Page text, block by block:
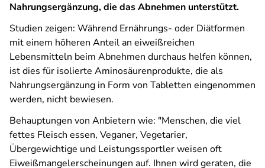
Nahrungsergänzung, die das Abnehmen unterstützt.
Studien zeigen: Während Ernährungs- oder Diätformen
mit einem höheren Anteil an eiweißreichen
Lebensmitteln beim Abnehmen durchaus helfen können,
ist dies für isolierte Aminosäurenprodukte, die als
Nahrungsergänzung in Form von Tabletten eingenommen
werden, nicht bewiesen.
Behauptungen von Anbietern wie: "Menschen, die viel
fettes Fleisch essen, Veganer, Vegetarier,
Übergewichtige und Leistungssportler weisen oft
Eiweißmangelerscheinungen auf. Ihnen wird geraten, die